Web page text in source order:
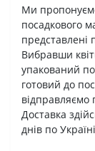
Ми
посадкового
представлені
Вибравши
упакований
готовий до
відправляємо
Доставка
днів по